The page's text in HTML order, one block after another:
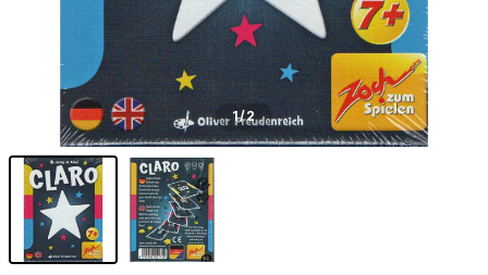
1/2